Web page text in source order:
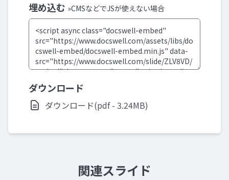
埋め込む »CMSなどでJSが使えない場合
ダウンロード
ダウンロード(pdf - 3.24MB)
関連スライド